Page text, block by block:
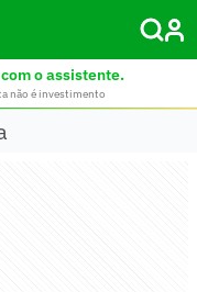
o assistente.
não é investimento